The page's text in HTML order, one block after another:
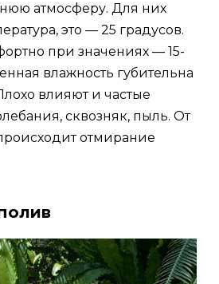
атмосферу. Для них
это — 25 градусов.
при значениях — 15-
влажность губительна
влияют и частые
сквозняк, пыль. От
отмирание